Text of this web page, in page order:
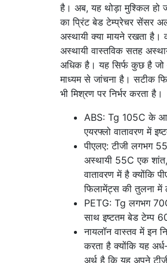
है। अब, यह थोड़ा मुश्किल हो
का प्रिंट बेड टेम्प्रेचर सेंसर
अस्थायी क्या मायने रखता है।
अस्थायी वास्तविक सतह
अधिक है। यह सिर्फ कुछ है जो
माध्यम से जांचना है। सटीक
भी मिश्रण पर निर्भर करता है।
ABS: Tg 105C के
एयरफ्लो वातावरण में
पीएलए: टीजी लगभग
अस्थायी 55C एक
वातावरण में है क्योंकि
फिलामेंट्स की तुलना में
PETG: Tg लगभग
साथ इष्टतम बेड टेम्प
नायलॉन वास्तव में इन
करता है क्योंकि यह
अर्थ है कि यह अपने